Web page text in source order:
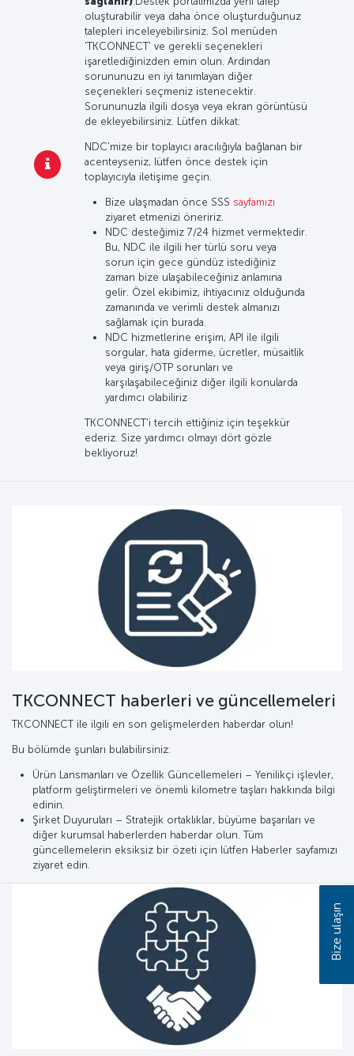
oluşturabilir veya daha önce oluşturduğunuz
talepleri inceleyebilirsiniz. Sol menüden
'TKCONNECT' ve gerekli seçenekleri
işaretlediğinizden emin olun. Ardından
sorununuzu en iyi tanımlayan diğer
seçenekleri seçmeniz istenecektir.
Sorununuzla ilgili dosya veya ekran görüntüsü
de ekleyebilirsiniz. Lütfen dikkat:
NDC'mize bir toplayıcı aracılığıyla bağlanan bir
acenteyseniz, lütfen önce destek için
toplayıcıyla iletişime geçin.
Bize ulaşmadan önce SSS sayfamızı
ziyaret etmenizi öneririz.
NDC desteğimiz 7/24 hizmet vermektedir.
Bu, NDC ile ilgili her türlü soru veya
sorun için gece gündüz istediğiniz
zaman bize ulaşabileceğiniz anlamına
gelir. Özel ekibimiz, ihtiyacınız olduğunda
zamanında ve verimli destek almanızı
sağlamak için burada.
NDC hizmetlerine erişim, API ile ilgili
sorgular, hata giderme, ücretler, müsaitlik
veya giriş/OTP sorunları ve
karşılaşabileceğiniz diğer ilgili konularda
yardımcı olabiliriz
TKCONNECT'i tercih ettiğiniz için teşekkür
ederiz. Size yardımcı olmayı dört gözle
bekliyoruz!
TKCONNECT haberleri ve güncellemeleri
TKCONNECT ile ilgili en son gelişmelerden haberdar olun!
Bu bölümde şunları bulabilirsiniz:
Ürün Lansmanları ve Özellik Güncellemeleri – Yenilikçi işlevler,
platform geliştirmeleri ve önemli kilometre taşları hakkında bilgi
edinin.
Şirket Duyuruları – Stratejik ortaklıklar, büyüme başarıları ve
diğer kurumsal haberlerden haberdar olun. Tüm
güncellemelerin eksiksiz bir özeti için lütfen Haberler sayfamızı
ziyaret edin.
Bize ulaşın